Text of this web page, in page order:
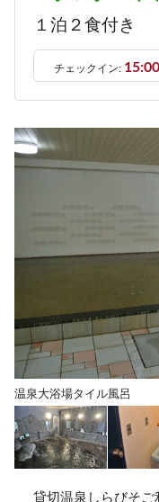
１泊２食付き
チェックイン:
温泉大浴場タイル風呂
貸切温泉しらびそご